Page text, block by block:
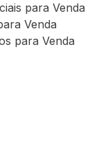
para Venda
Venda
para Venda